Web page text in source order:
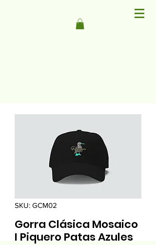
SKU: GCM02
Gorra Clásica Mosaico
I Piquero Patas Azules